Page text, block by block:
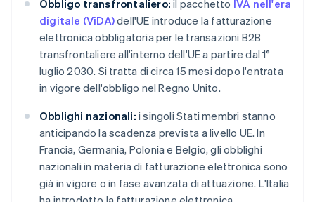
Obbligo transfrontaliero: il pacchetto IVA nell'era
digitale (ViDA)dell'UE introduce la fatturazione
elettronica obbligatoria per le transazioni B2B
transfrontaliere all'interno dell'UE a partire dal 1°
luglio 2030. Si tratta di circa 15 mesi dopo l'entrata
in vigore dell'obbligo nel Regno Unito.
Obblighi nazionali: i singoli Stati membri stanno
anticipando la scadenza prevista a livello UE. In
Francia, Germania, Polonia e Belgio, gli obblighi
nazionali in materia di fatturazione elettronica sono
già in vigore o in fase avanzata di attuazione. L'Italia